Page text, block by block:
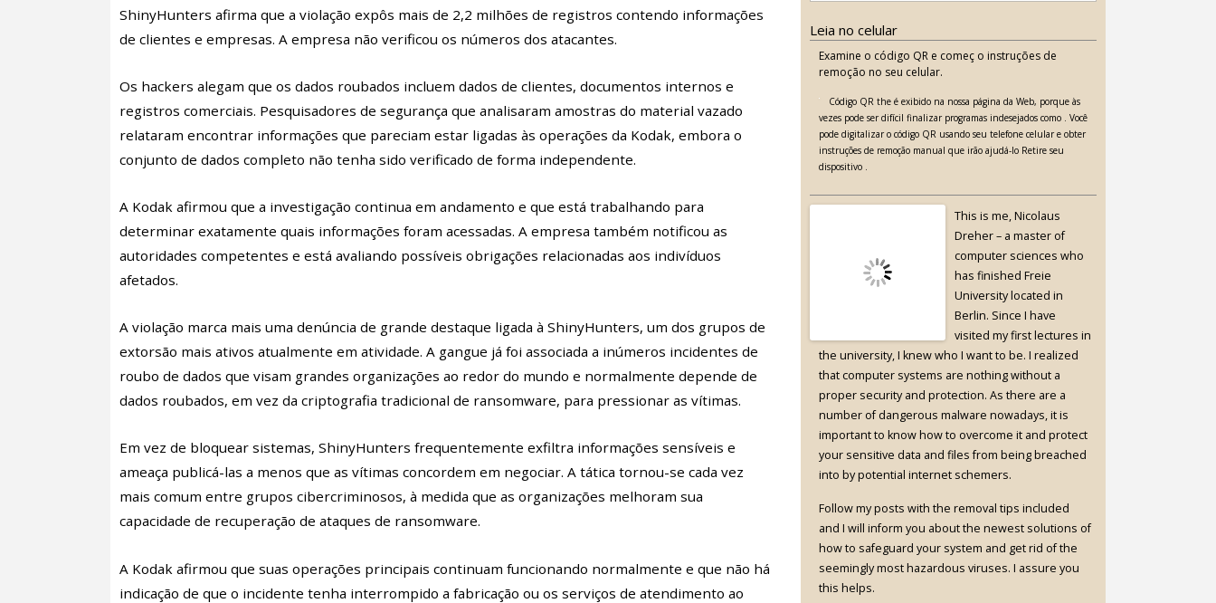
ShinyHunters afirma que a violação expôs mais de 2,2 milhões de registros contendo informações
de clientes e empresas. A empresa não verificou os números dos atacantes.
Os hackers alegam que os dados roubados incluem dados de clientes, documentos internos e
registros comerciais. Pesquisadores de segurança que analisaram amostras do material vazado
relataram encontrar informações que pareciam estar ligadas às operações da Kodak, embora o
conjunto de dados completo não tenha sido verificado de forma independente.
A Kodak afirmou que a investigação continua em andamento e que está trabalhando para
determinar exatamente quais informações foram acessadas. A empresa também notificou as
autoridades competentes e está avaliando possíveis obrigações relacionadas aos indivíduos
afetados.
A violação marca mais uma denúncia de grande destaque ligada à ShinyHunters, um dos grupos de
extorsão mais ativos atualmente em atividade. A gangue já foi associada a inúmeros incidentes de
roubo de dados que visam grandes organizações ao redor do mundo e normalmente depende de
dados roubados, em vez da criptografia tradicional de ransomware, para pressionar as vítimas.
Em vez de bloquear sistemas, ShinyHunters frequentemente exfiltra informações sensíveis e
ameaça publicá-las a menos que as vítimas concordem em negociar. A tática tornou-se cada vez
mais comum entre grupos cibercriminosos, à medida que as organizações melhoram sua
capacidade de recuperação de ataques de ransomware.
A Kodak afirmou que suas operações principais continuam funcionando normalmente e que não há
indicação de que o incidente tenha interrompido a fabricação ou os serviços de atendimento ao
Leia no celular
Examine o código QR e começ o instruções de
remoção no seu celular.
Código QR the é exibido na nossa página da Web, porque às
vezes pode ser difícil finalizar programas indesejados como . Você
pode digitalizar o código QR usando seu telefone celular e obter
instruções de remoção manual que irão ajudá-lo Retire seu
dispositivo .
This is me, Nicolaus
Dreher – a master of
computer sciences who
has finished Freie
University located in
Berlin. Since I have
visited my first lectures in
the university, I knew who I want to be. I realized
that computer systems are nothing without a
proper security and protection. As there are a
number of dangerous malware nowadays, it is
important to know how to overcome it and protect
your sensitive data and files from being breached
into by potential internet schemers.
Follow my posts with the removal tips included
and I will inform you about the newest solutions of
how to safeguard your system and get rid of the
seemingly most hazardous viruses. I assure you
this helps.